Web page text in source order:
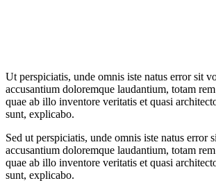
Ut perspiciatis, unde omnis iste natus error sit
accusantium doloremque laudantium, totam
quae ab illo inventore veritatis et quasi
sunt, explicabo.
Sed ut perspiciatis, unde omnis iste natus error
accusantium doloremque laudantium, totam
quae ab illo inventore veritatis et quasi
sunt, explicabo.